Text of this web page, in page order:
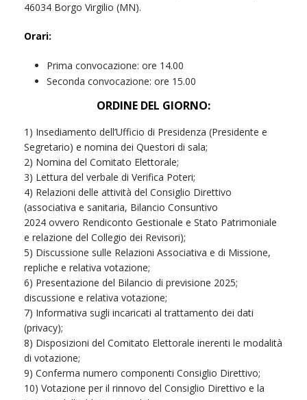
46034 Borgo Virgilio (MN).
Orari:
Prima convocazione: ore 14.00
Seconda convocazione: ore 15.00
ORDINE DEL GIORNO:
1) Insediamento dell’Ufficio di Presidenza (Presidente e
Segretario) e nomina dei Questori di sala;
2) Nomina del Comitato Elettorale;
3) Lettura del verbale di Verifica Poteri;
4) Relazioni delle attività del Consiglio Direttivo
(associativa e sanitaria, Bilancio Consuntivo
2024 ovvero Rendiconto Gestionale e Stato Patrimoniale
e relazione del Collegio dei Revisori);
5) Discussione sulle Relazioni Associativa e di Missione,
repliche e relativa votazione;
6) Presentazione del Bilancio di previsione 2025;
discussione e relativa votazione;
7) Informativa sugli incaricati al trattamento dei dati
(privacy);
8) Disposizioni del Comitato Elettorale inerenti le modalità
di votazione;
9) Conferma numero componenti Consiglio Direttivo;
10) Votazione per il rinnovo del Consiglio Direttivo e la